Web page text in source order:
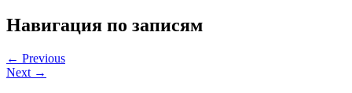
Навигация по записям
← Previous
Next →